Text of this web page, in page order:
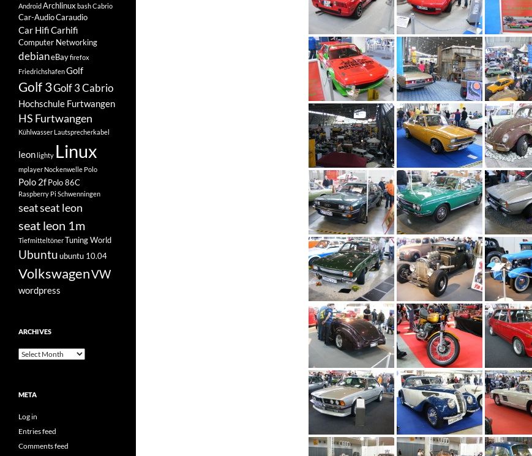
AndroidArchlinux bashCabrio
Car-AudioCaraudio
Car HifiCarhifi
Computer Networking
debianeBayfirefox
FriedrichshafenGolf
Golf 3Golf 3 Cabrio
Hochschule Furtwangen
HS Furtwangen
Kühlwasser Lautsprecherkabel
leonlighty Linux
mplayer Nockenwelle Polo
Polo 2fPolo 86C
Raspberry Pi Schwenningen
seatseat leon
seat leon 1m
TiefmitteltönerTuning World
Ubuntuubuntu 10.04
VolkswagenVW
wordpress
ARCHIVES
Archives
META
Log in
Entries feed
Comments feed